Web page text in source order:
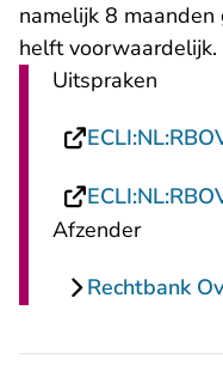
namelijk 8
helft voorwaardelijk.
Uitspraken
Afzender
Rechtbank